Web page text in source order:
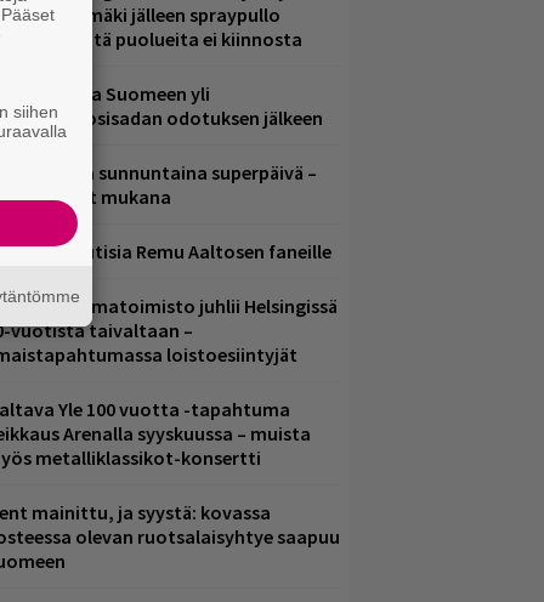
Arhinmäki jälleen spraypullo
– näitä puolueita ei kiinnosta
palaa Suomeen yli
odotuksen jälkeen
sunnuntaina superpäivä –
artistit mukana
uutisia Remu Aaltosen faneille
ohjelmatoimisto juhlii Helsingissä
vuotista taivaltaan –
loistoesiintyjät
Yle 100 vuotta -tapahtuma
Arenalla syyskuussa – muista
metalliklassikot-konsertti
mainittu, ja syystä: kovassa
olevan ruotsalaisyhtye saapuu
siihen